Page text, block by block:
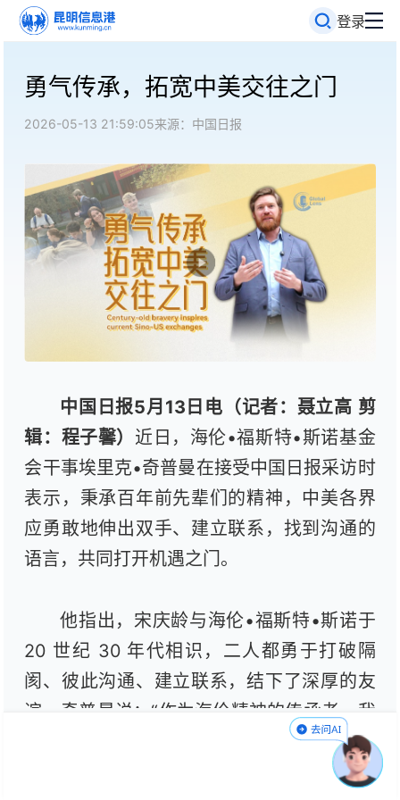
登录
勇气传承，拓宽中美交往之门
2026-05-13 21:59:05来源：中国日报
中国日报5月13日电（记者：聂立高 剪
辑：程子馨） 近日，海伦•福斯特•斯诺基金
会干事埃里克•奇普曼在接受中国日报采访时
表示，秉承百年前先辈们的精神，中美各界
应勇敢地伸出双手、建立联系，找到沟通的
语言，共同打开机遇之门。
他指出，宋庆龄与海伦•福斯特•斯诺于
20 世纪 30 年代相识，二人都勇于打破隔
阂、彼此沟通、建立联系，结下了深厚的友
谊。奇普曼说：“作为海伦精神的传承者，我
认为搭建沟通桥梁、拉近彼此距离，具有至